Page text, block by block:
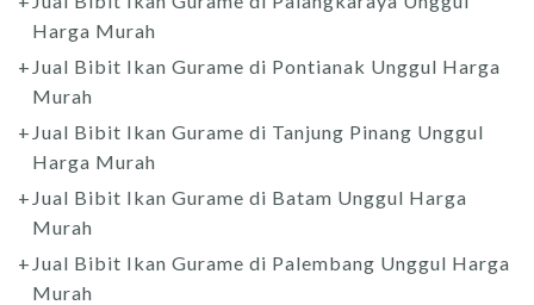
Harga Murah
Jual Bibit Ikan Gurame di Pontianak Unggul Harga
Murah
Jual Bibit Ikan Gurame di Tanjung Pinang Unggul
Harga Murah
Jual Bibit Ikan Gurame di Batam Unggul Harga
Murah
Jual Bibit Ikan Gurame di Palembang Unggul Harga
Murah